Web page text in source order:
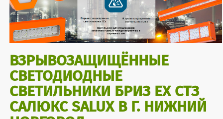
ВЗРЫВОЗАЩИЩЁННЫЕ
СВЕТОДИОДНЫЕ
СВЕТИЛЬНИКИ БРИЗ EX СТЗ
САЛЮКС SALUX В Г. НИЖНИЙ